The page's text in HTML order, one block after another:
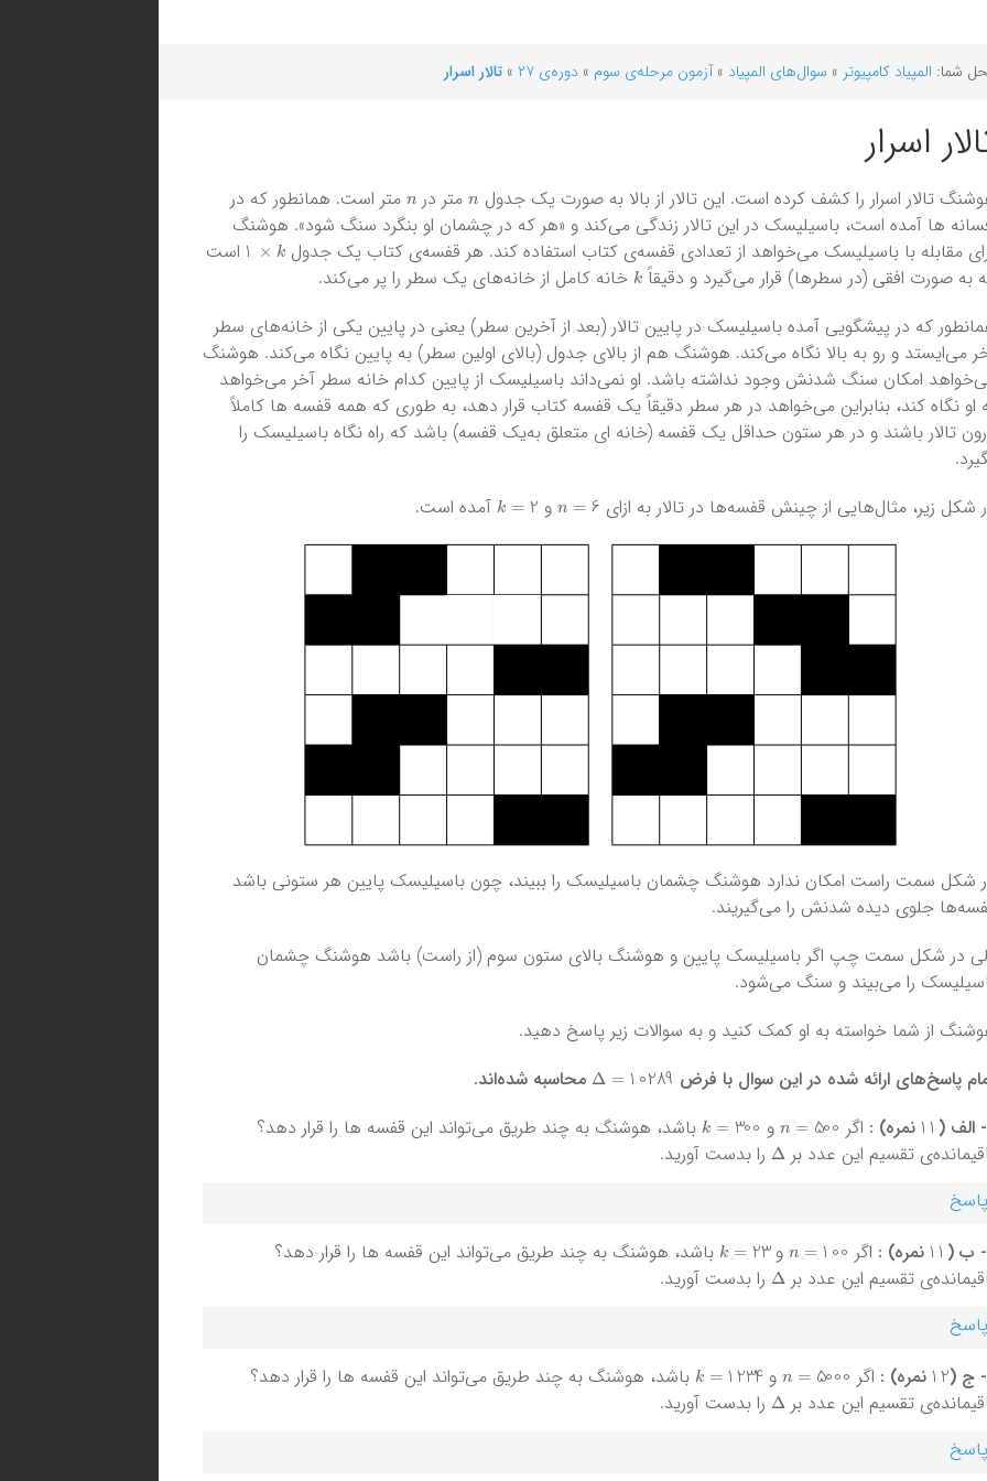
شما: المپیاد کامپیوتر » سوال‌های المپیاد »آزمون‌ مرحله‌ی سوم » دوره‌ی ۲۷ » تالار اسرار
اسرار
تالار اسرار را کشف کرده است. این تالار از بالا به صورت یک جدول متر در
متر است. همانطور که در
ها آمده است، باسیلیسک در این تالار زندگی می‌کند و «هر که در چشمان او بنگرد سنگ شود». هوشنگ
مقابله با باسیلیسک می‌خواهد از تعدادی قفسه‌ی کتاب استفاده کند. هر قفسه‌ی کتاب یک جدول
1
×
kاست
به صورت افقی (در سطرها)‌ قرار می‌گیرد و دقیقاً kخانه کامل از خانه‌های یک سطر را پر می‌کند.
که در پیشگویی آمده باسیلیسک در پایین تالار (بعد از آخرین سطر) یعنی در پایین یکی از خانه‌های سطر
می‌ایستد و رو به بالا نگاه می‌کند. هوشنگ هم از بالای جدول‌ (بالای اولین سطر) به پایین نگاه می‌کند. هوشنگ
امکان سنگ شدنش وجود نداشته باشد. او نمی‌داند باسیلیسک از پایین کدام خانه سطر آخر می‌خواهد
او نگاه کند، بنابراین می‌خواهد در هر سطر دقیقاً یک قفسه کتاب قرار دهد،‌ به طوری که همه قفسه ها کاملاً
تالار باشند و در هر ستون حداقل یک قفسه (خانه ای متعلق به‌یک قفسه)‌ باشد که راه نگاه باسیلیسک را
شکل زیر، مثال‌هایی از چینش قفسه‌ها در تالار به ازای
و k آمده است.
شکل سمت راست امکان ندارد هوشنگ چشمان باسیلیسک را ببیند، چون باسیلیسک پایین هر ستونی باشد
جلوی دیده شدنش را می‌گیریند.
در شکل سمت چپ اگر باسیلیسک پایین و هوشنگ بالای ستون سوم (از راست) باشد هوشنگ چشمان
را می‌بیند و سنگ می‌شود.
از شما خواسته به او کمک کنید و به سوالات زیر پاسخ دهید.
پاسخ‌های ارائه شده در این سوال با فرض
Δ 10289
محاسبه شده‌اند.
- الف (11 نمره) : اگر 500 و k 300
باشد، هوشنگ به چند طریق می‌تواند این قفسه ها را قرار دهد؟
تقسیم این عدد بر Δ را بدست آورید.
پاسخ
- ب (11 نمره) : اگر 100 و k 23
باشد، هوشنگ به چند طریق می‌تواند این قفسه ها را قرار دهد؟
تقسیم این عدد بر Δ را بدست آورید.
پاسخ
- ج (12 نمره) : اگر 5000 و k 1234
باشد،‌ هوشنگ به چند طریق می‌تواند این قفسه ها را قرار دهد؟
تقسیم این عدد بر Δ را بدست آورید.
پاسخ